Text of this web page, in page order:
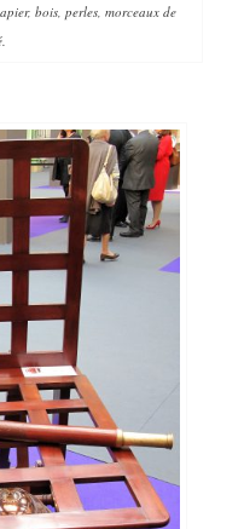
bois, perles, morceaux de